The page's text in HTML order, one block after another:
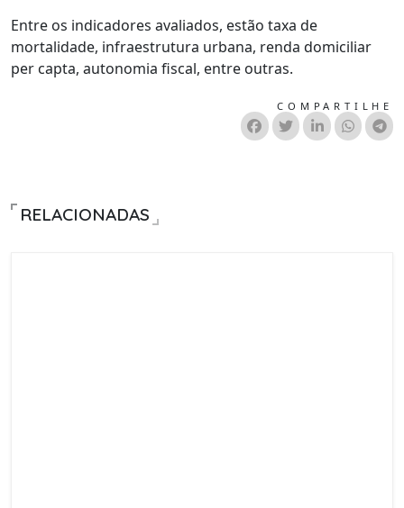
Entre os indicadores avaliados, estão taxa de
mortalidade, infraestrutura urbana, renda domiciliar
per capta, autonomia fiscal, entre outras.
COMPARTILHE
RELACIONADAS